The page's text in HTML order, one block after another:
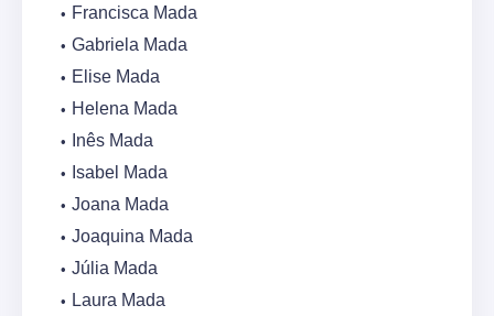
Francisca Mada
Gabriela Mada
Elise Mada
Helena Mada
Inês Mada
Isabel Mada
Joana Mada
Joaquina Mada
Júlia Mada
Laura Mada